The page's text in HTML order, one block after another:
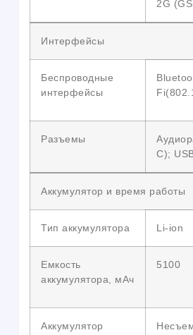
2G
Интерфейсы
Беспроводные
интерфейсы
Разъемы
C);
Аккумулятор и время работы
Тип аккумулятора Li-ion
Емкость
аккумулятора, мАч
5100
Аккумулятор